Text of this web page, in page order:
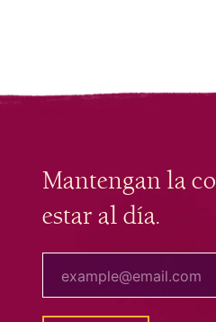
Mantengan la
estar al día.